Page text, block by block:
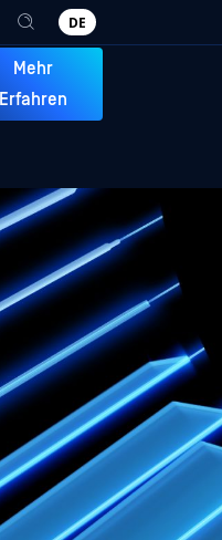
DE
Mehr
Erfahren